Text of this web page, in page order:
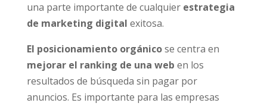
una parte importante de cualquier estrategia
de marketing digital exitosa.
El posicionamiento orgánicose centra en
mejorar el ranking de una web en los
resultados de búsqueda sin pagar por
anuncios. Es importante para las empresas